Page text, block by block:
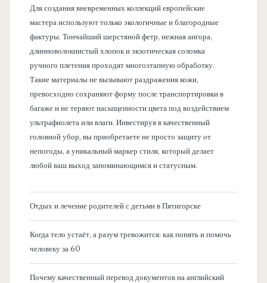
Для создания вневременных коллекций европейские
мастера используют только экологичные и благородные
фактуры. Тончайший шерстяной фетр, нежная ангора,
длинноволокнистый хлопок и экзотическая соломка
ручного плетения проходят многоэтапную обработку.
Такие материалы не вызывают раздражения кожи,
превосходно сохраняют форму после транспортировки в
багаже и не теряют насыщенности цвета под воздействием
ультрафиолета или влаги. Инвестируя в качественный
головной убор, вы приобретаете не просто защиту от
непогоды, а уникальный маркер стиля, который делает
любой ваш выход запоминающимся и статусным.
Отдых и лечение родителей с детьми в Пятигорске
Когда тело устаёт, а разум тревожится: как понять и помочь
человеку за 60
Почему качественный перевод документов на английский